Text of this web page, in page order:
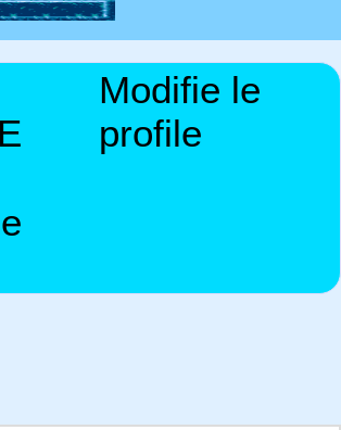
Modifie le
profile